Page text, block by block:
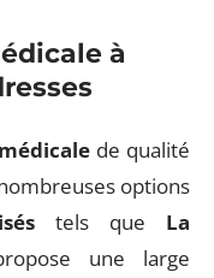
à
de qualité
options
tels que La
une large